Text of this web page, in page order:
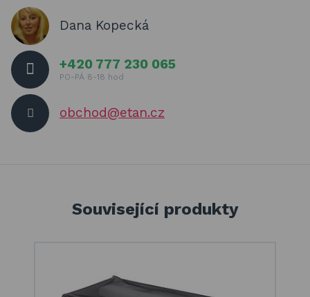
Dana Kopecká
+420 777 230 065
PO-PÁ 8-18 hod
obchod@etan.cz
Související produkty